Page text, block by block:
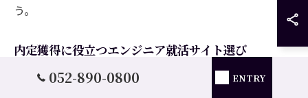
う。
内定獲得に役立つエンジニア就活サイト選び
エンジニア就活サイト選びは、内定獲得率を高める重要
052-890-0800 ENTRY